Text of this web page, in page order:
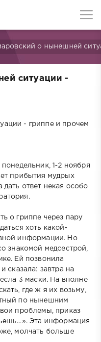
о нынешней
ситуации -
- гриппе и прочем
1-2 ноября
прибытия мудрых
ответ некая особо
о гриппе через пару
хоть какой-
информации. Но
знакомой медсестрой,
Ей позвонила
сказала: завтра на
3 маски. На вполне
где ж я их возьму,
по нынешним
проблемы, приказ
Эта информация
молчать больше